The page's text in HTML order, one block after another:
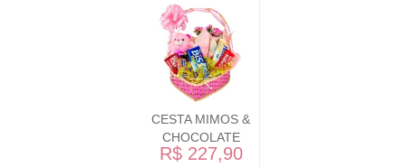
CESTA MIMOS &
CHOCOLATE
R$ 227,90